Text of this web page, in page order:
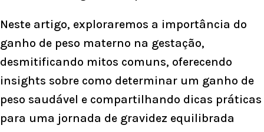
Neste artigo, exploraremos a importância do
ganho de peso materno na gestação,
desmitificando mitos comuns, oferecendo
insights sobre como determinar um ganho de
peso saudável e compartilhando dicas práticas
para uma jornada de gravidez equilibrada